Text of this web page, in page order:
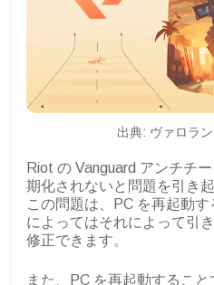
出典: ヴァロラ
Riot の Vanguard アンチチ
期化されないと問題を引き
この問題は、PC を再起動
によってはそれによって引
修正できます。
また、PC を再起動するこ